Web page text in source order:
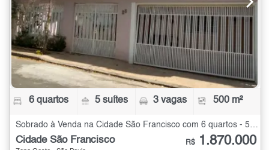
6 quartos 5 suítes 3 vagas 500 m²
Sobrado à Venda na Cidade São Francisco com 6 quartos - 500 m²
Cidade São Francisco R$ 1.870.000